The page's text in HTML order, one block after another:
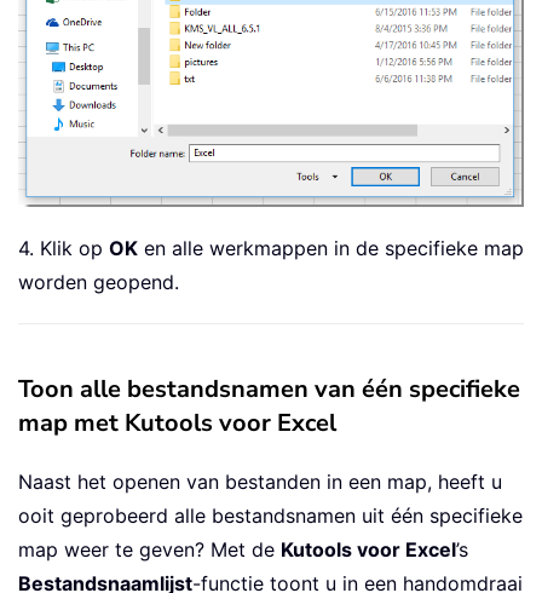
4. Klik op OK en alle werkmappen in de specifieke map
worden geopend.
Toon alle bestandsnamen van één specifieke
map met Kutools voor Excel
Naast het openen van bestanden in een map, heeft u
ooit geprobeerd alle bestandsnamen uit één specifieke
map weer te geven? Met de Kutools voor Excel’s
Bestandsnaamlijst-functie toont u in een handomdraai